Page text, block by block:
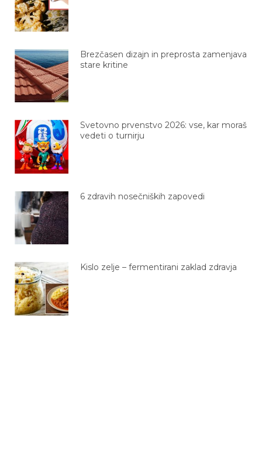
Brezčasen dizajn in preprosta zamenjava
stare kritine
Svetovno prvenstvo 2026: vse, kar moraš
vedeti o turnirju
6 zdravih nosečniških zapovedi
Kislo zelje – fermentirani zaklad zdravja